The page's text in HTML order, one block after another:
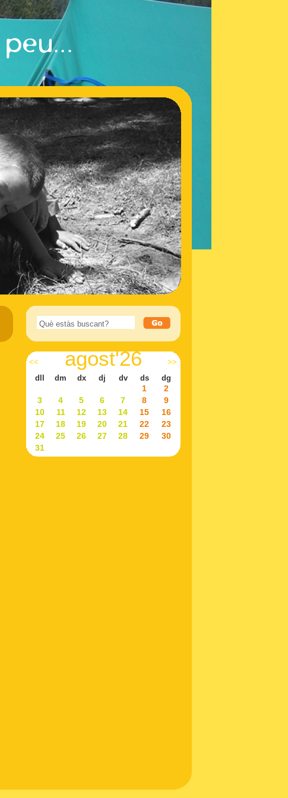
<< agost'26
>>
dll
dm dx dj dv ds dg
1
2
3
4 5 6 7 8
9
10
11 12 13 14 15
16
17
18 19 20 21 22
23
24
25 26 27 28 29
30
31